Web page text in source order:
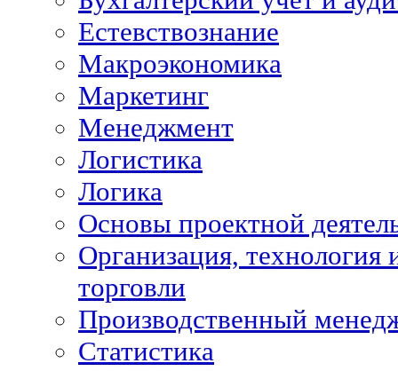
Естевствознание
Макроэкономика
Маркетинг
Менеджмент
Логистика
Логика
Основы проектной
Организация, технология
торговли
Производственный
Статистика